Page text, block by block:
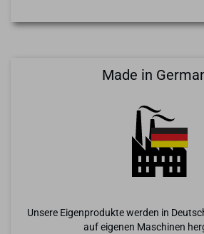
Made in
Unsere Eigenprodukte werden in
auf eigenen Maschinen